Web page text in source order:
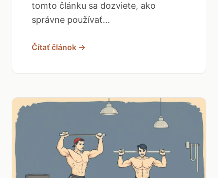
tomto článku sa dozviete, ako
správne používať...
Čítať článok →